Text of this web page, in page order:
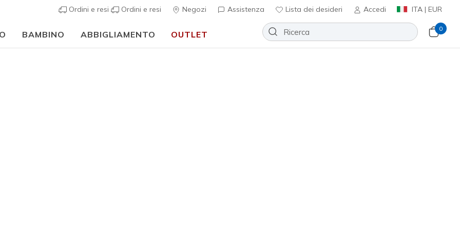
Ordini e resi Ordini e resi Negozi Assistenza Lista dei desideri Accedi ITA | EUR
BAMBINO ABBIGLIAMENTO OUTLET
0